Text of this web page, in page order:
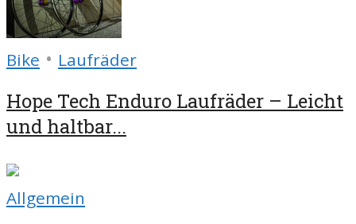
Bike • Laufräder
Hope Tech Enduro Laufräder – Leicht
und haltbar...
Allgemein